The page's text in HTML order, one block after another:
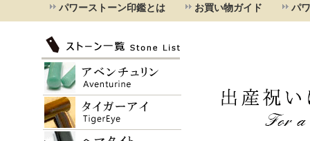
パワーストーン印鑑とは お買い物ガイド パ